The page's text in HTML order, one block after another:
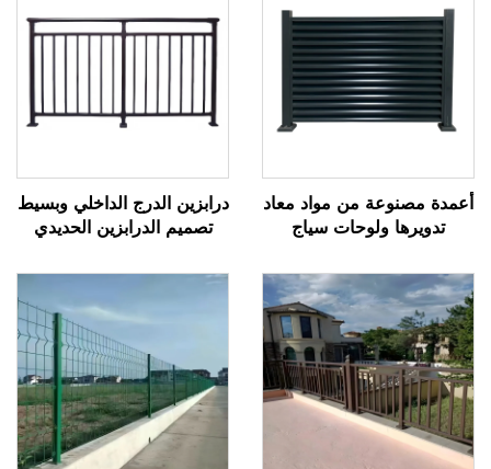
أعمدة مصنوعة من مواد معاد
تدويرها ولوحات سياج
معدنية للحديقة الصديقة
للبيئة، حل سياج مستدام
درابزين الدرج الداخلي وبسيط
تصميم الدرابزين الحديدي
للمنازل ذات الطراز الأوروبي